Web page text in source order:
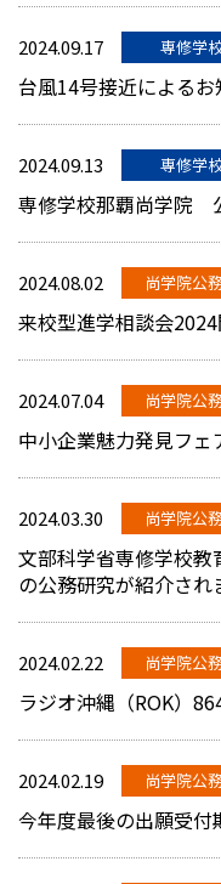
2024.09.17 専修学
台風14号接近によるお
2024.09.13 専修学
専修学校那覇尚学院
2024.08.02 尚学院公
来校型進学相談会
2024.07.04 尚学院公
中小企業魅力発見フェ
2024.03.30 尚学院公
文部科学省専修学校
の公務研究が紹介され
2024.02.22 尚学院公
ラジオ沖縄（ROK）
2024.02.19 尚学院公
今年度最後の出願受付